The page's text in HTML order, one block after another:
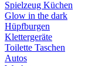
Spielzeug Küchen
Glow in the dark
Hüpfburgen
Klettergeräte
Toilette Taschen
Autos